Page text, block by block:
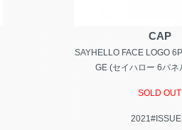
CAP
SAYHELLO FACE LOGO
GE (セイハロー 6パネ
SOLD OUT
2021#ISSUE